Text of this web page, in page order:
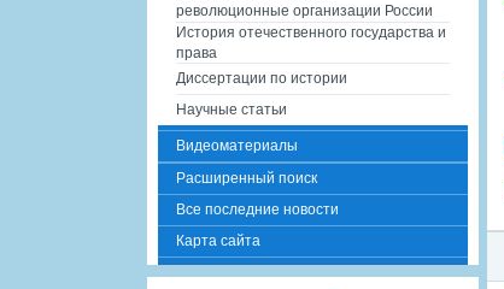
революционные организации России
История отечественного государства и
права
Диссертации по истории
Научные статьи
Видеоматериалы
Расширенный поиск
Все последние новости
Карта сайта